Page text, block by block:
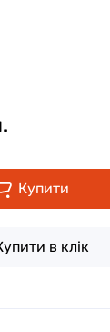
Купити
в клік